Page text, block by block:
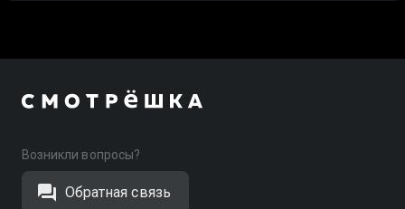
Возникли вопросы?
Обратная связь